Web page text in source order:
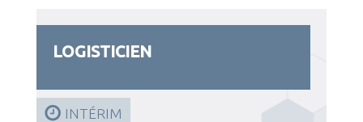
LOGISTICIEN
INTÉRIM